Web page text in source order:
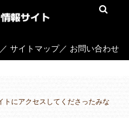
／サイトマップ／ お問い合わせ
にアクセスしてくださったみな